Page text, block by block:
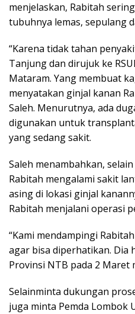
menjelaskan, Rabitah
tubuhnya lemas, sepulang
“Karena tidak tahan
Tanjung dan dirujuk ke
Mataram. Yang membuat
menyatakan ginjal kanan
Saleh. Menurutnya, ada
digunakan untuk
yang sedang sakit.
Saleh menambahkan,
Rabitah mengalami sakit
asing di lokasi ginjal
Rabitah menjalani operasi
“Kami mendampingi
agar bisa diperhatikan. Dia
Provinsi NTB pada 2 Maret
Selainminta dukungan
juga minta Pemda Lombok